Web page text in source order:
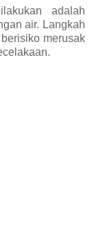
adalah
air. Langkah
merusak